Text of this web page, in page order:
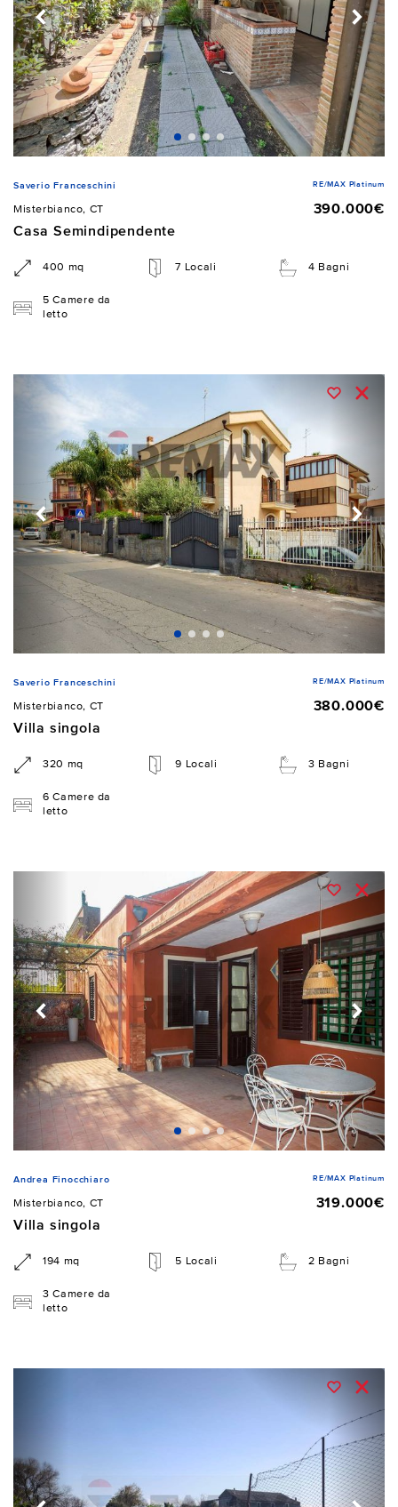
Saverio Franceschini RE/MAX Platinum
Misterbianco, CT
390.000€
Casa Semindipendente
400 mq 7 Locali 4 Bagni
5 Camere da
letto
Saverio Franceschini RE/MAX Platinum
Misterbianco, CT
380.000€
Villa singola
320 mq 9 Locali 3 Bagni
6 Camere da
letto
Andrea Finocchiaro RE/MAX Platinum
Misterbianco, CT
319.000€
Villa singola
194 mq 5 Locali 2 Bagni
3 Camere da
letto